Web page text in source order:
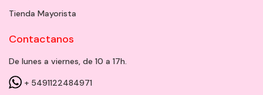
Tienda Mayorista
Contactanos
De lunes a viernes, de 10 a 17h.
+ 5491122484971